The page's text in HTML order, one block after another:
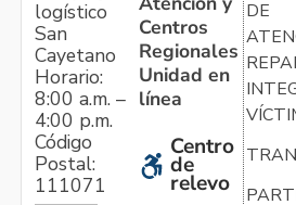
logístico
San
Cayetano
Horario:
8:00 a.m. –
4:00 p.m.
Código
Postal:
111071
Centros
Regionales
Unidad en
línea
Centro
de
relevo
DE